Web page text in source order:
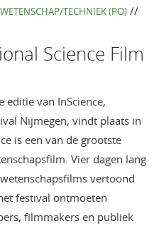
WETENSCHAP/TECHNIEK (PO) //
Science Film
editie van InScience,
Nijmegen, vindt plaats in
is een van de grootste
Vier dagen lang
vertoond
festival ontmoeten
filmmakers en publiek